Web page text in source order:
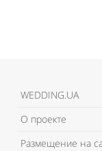
WEDDING.UA
О проекте
Размещение на